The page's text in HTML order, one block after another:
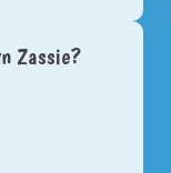
Zassie?